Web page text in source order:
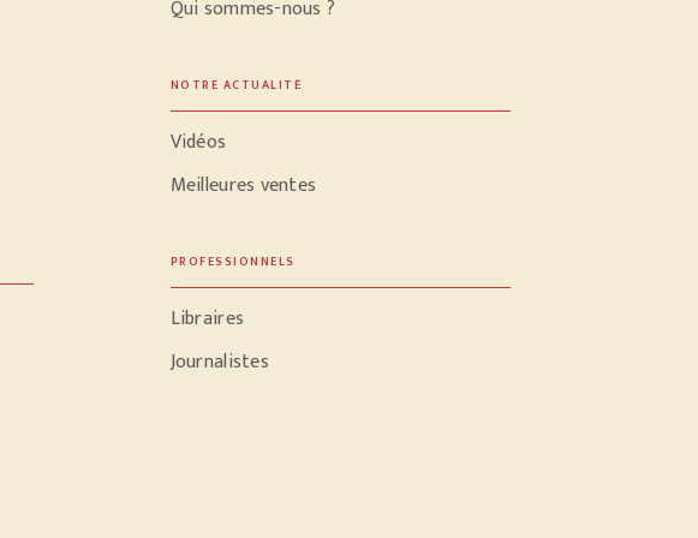
Qui sommes-nous ?
NOTRE ACTUALITÉ
Vidéos
Meilleures ventes
PROFESSIONNELS
Libraires
Journalistes